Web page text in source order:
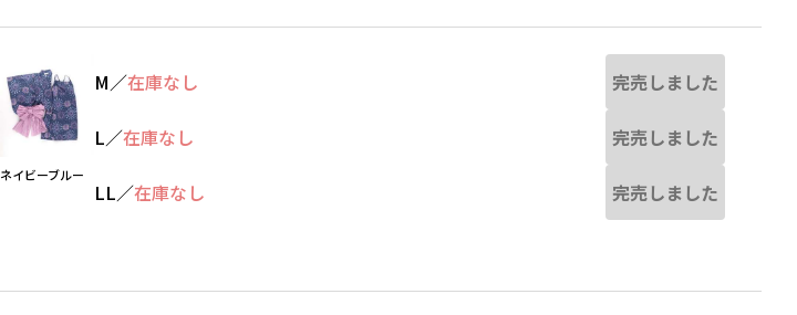
ネイビーブルー
M／在庫なし 完売しました
L／在庫なし 完売しました
LL／在庫なし 完売しました